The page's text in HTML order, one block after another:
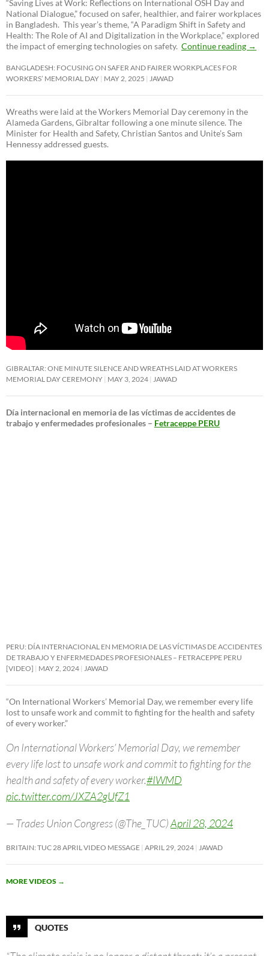
“Saving Lives at Work: Reflections on International OSH Day and
National Dialogue,”focused on safer, healthier, and fairer workplaces
in Bangladesh. This year’s theme, “A Paradigm Shift in Safety and
Health: The Role of AI and Digitalization in the Workplace,” explored
the impact of emerging technologies on safety. Continue reading →
BANGLADESH: FOCUSING ON SAFER AND FAIRER WORKPLACES FOR
WORKERS’ MEMORIAL DAY MAY 2, 2025 JAWAD
Wreaths were laid at the Workers Memorial Day ceremony in the
Alameda Gardens, Gibraltar following a one minute silence. The
Minister for Health and Safety, Christian Santos and Unite’s Sam
Hennessy addressed guests.
GIBRALTAR: ONE MINUTE SILENCE AND WREATHS LAID AT WORKERS
MEMORIAL DAY CEREMONY MAY 3, 2024 JAWAD
Día internacional en memoria de las víctimas de accidentes de
trabajo y enfermedades profesionales – Fetraceppe PERU
PERU: DÍA INTERNACIONAL EN MEMORIA DE LAS VÍCTIMAS DE ACCIDENTES
DE TRABAJO Y ENFERMEDADES PROFESIONALES – FETRACEPPE PERU
[VIDEO]
MAY 2, 2024 JAWAD
“On International Workers’ Memorial Day, we remember every life
lost to unsafe work and commit to fighting for the health and safety
of every worker.”
On International Workers’ Memorial Day, we remember
every life lost to unsafe work and commit to fighting for the
health and safety of every worker.#IWMD
pic.twitter.com/JXZA2gUfZ1
— Trades Union Congress (@The_TUC)April 28, 2024
BRITAIN: TUC 28 APRIL VIDEO MESSAGE APRIL 29, 2024 JAWAD
MORE VIDEOS →
QUOTES